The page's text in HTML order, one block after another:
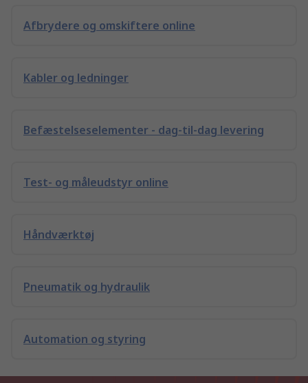
Afbrydere og omskiftere online
Kabler og ledninger
Befæstelseselementer - dag-til-dag levering
Test- og måleudstyr online
Håndværktøj
Pneumatik og hydraulik
Automation og styring